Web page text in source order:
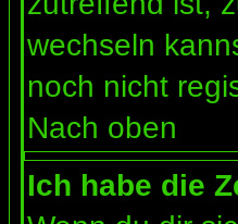
wechseln
noch nicht
Nach oben
Ich habe die